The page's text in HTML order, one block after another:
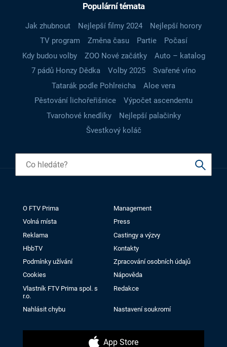
Populární témata
Jak zhubnout Nejlepší filmy 2024
Nejlepší horory
TV program
Změna času Partie
Počasí
Kdy budou volby
ZOO Nové začátky
Auto – katalog
7 pádů Honzy Dědka
Volby 2025
Svařené víno
Tatarák podle Pohlreicha
Aloe vera
Pěstování lichořeřišnice
Výpočet ascendentu
Tvarohové knedlíky
Nejlepší palačinky
Švestkový koláč
O FTV Prima
Management
Volná místa
Press
Reklama
Castingy a výzvy
HbbTV
Kontakty
Podmínky užívání
Zpracování osobních údajů
Cookies
Nápověda
Vlastník FTV Prima spol. s
r.o.
Redakce
Nahlásit chybu Nastavení soukromí
App Store